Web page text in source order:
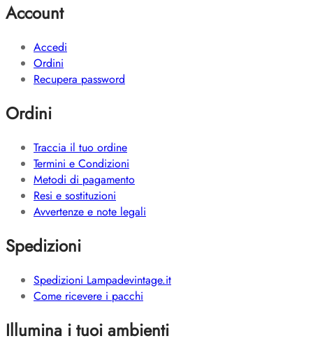
Account
Accedi
Ordini
Recupera password
Ordini
Traccia il tuo ordine
Termini e Condizioni
Metodi di pagamento
Resi e sostituzioni
Avvertenze e note legali
Spedizioni
Spedizioni Lampadevintage.it
Come ricevere i pacchi
Illumina i tuoi ambienti